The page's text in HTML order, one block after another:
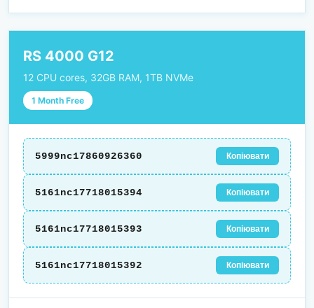
RS 4000 G12
12 CPU cores, 32GB RAM, 1TB NVMe
1 Month Free
5999nc17860926360 Копіювати
5161nc17718015394 Копіювати
5161nc17718015393 Копіювати
5161nc17718015392 Копіювати